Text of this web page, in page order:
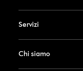
Servizi
Chi siamo